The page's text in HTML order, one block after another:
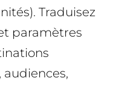
Traduisez
paramètres
audiences,